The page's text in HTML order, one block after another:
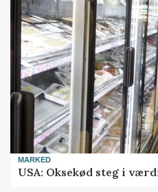
MARKED
USA: Oksekød steg i